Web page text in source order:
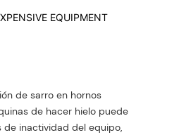
de sarro en hornos
de hacer hielo puede
de inactividad del equipo,